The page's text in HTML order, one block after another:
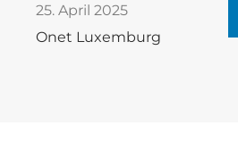
25. April 2025
Onet Luxemburg